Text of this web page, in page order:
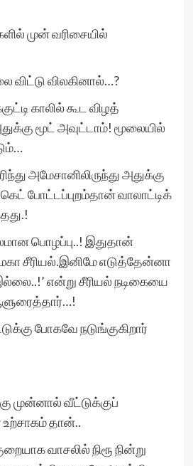
முன் வரிசையில்
விட்டு விலகினால்…?
காலில் கூட விழத்
மூட் அவுட்டாம்! மூலையில்
அமேசானிலிருந்து அதுக்கு
போட்டப்புறம்தான் வாலாட்டிக்
பொழப்பு..! இதுதான்
சீரியல்.இனிமே எடுத்தேன்னா
என்று சீரியல் நடிகையை
போகவே நடுங்குகிறார்
முன்னால் வீட்டுக்குப்
தான்..
வாசலில் நிரூ நின்று